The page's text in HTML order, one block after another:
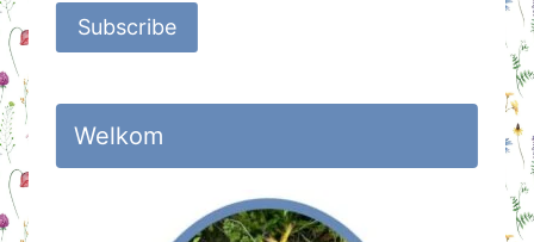
Subscribe
Welkom